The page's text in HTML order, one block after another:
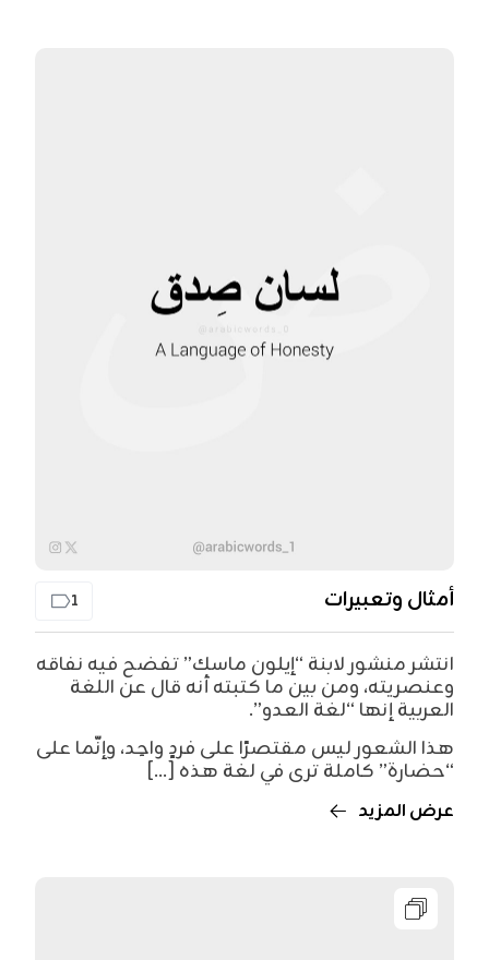
أمثال وتعبيرات 1
انتشر منشور لابنة “إيلون ماسك” تفضح فيه نفاقه
وعنصريته، ومن بين ما كتبته أنه قال عن اللغة
العربية إنها “لغة العدو”.
هذا الشعور ليس مقتصرًا على فردٍ واحِد، وإنّما على
“حضارة” كاملة ترى في لغة هذه [...]
عرض المزيد